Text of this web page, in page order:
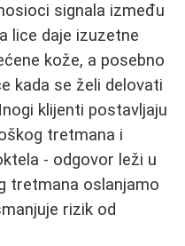
signala između
lice daje izuzetne
kože, a posebno
kada se želi delovati
klijenti postavljaju
tretmana i
- odgovor leži u
tretmana oslanjamo
rizik od